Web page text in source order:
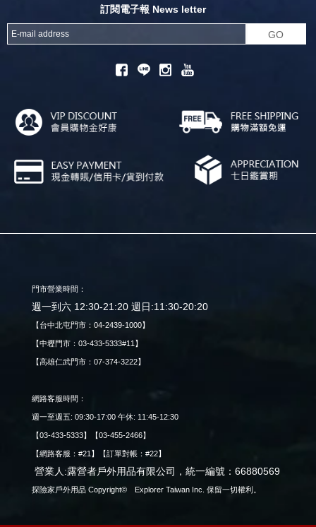
訂閱電子報 News letter
GO
門市營業時間：
週一到六 12:30-21:20 週日:11:30-20:20
【台中北屯門市：04-2439-1000】
【中壢門市：03-433-5333#11】
【高雄仁武門市：07-374-3222】
網路客服時間：
週一至週五: 09:30-17:00 午休: 11:45-12:30
【03-433-5333】【03-455-2466】
【網路客服：#21】【訂單對帳：#22】
營業人:露營者戶外用品有限公司，統一編號：66880569
探險家戶外用品 Copyright© Explorer Taiwan Inc. 保留一切權利。